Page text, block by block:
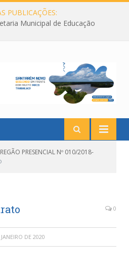
PUBLICAÇÕES:
Municipal de Educação
PRESENCIAL Nº 010/2018-
0
DE 2020